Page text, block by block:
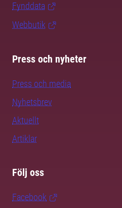
Fynddata
Webbutik
Press och nyheter
Press och media
Nyhetsbrev
Aktuellt
Artiklar
Följ oss
Facebook